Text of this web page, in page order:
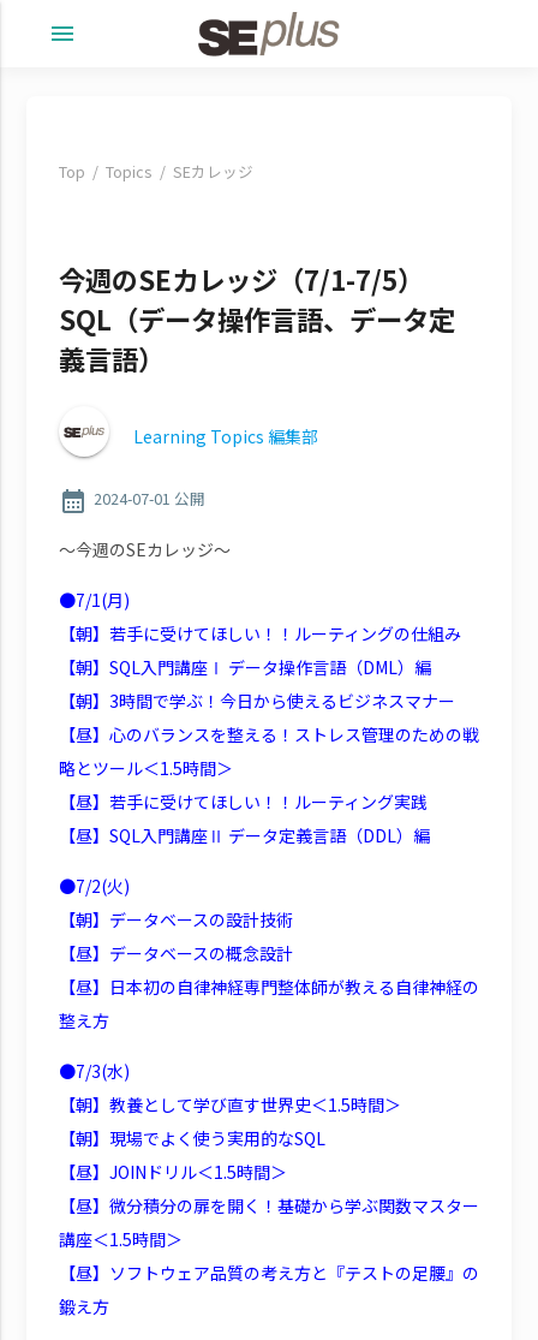
menu
Top Topics SEカレッジ
今週のSEカレッジ（7/1-7/5）
SQL（データ操作言語、データ定
義言語）
Learning Topics 編集部
calendar_month 2024-07-01 公開
～今週のSEカレッジ～
●7/1(月)
【朝】若手に受けてほしい！！ルーティングの仕組み
【朝】SQL入門講座Ⅰ データ操作言語（DML）編
【朝】3時間で学ぶ！今日から使えるビジネスマナー
【昼】心のバランスを整える！ストレス管理のための戦
略とツール＜1.5時間＞
【昼】若手に受けてほしい！！ルーティング実践
【昼】SQL入門講座Ⅱ データ定義言語（DDL）編
●7/2(火)
【朝】データベースの設計技術
【昼】データベースの概念設計
【昼】日本初の自律神経専門整体師が教える自律神経の
整え方
●7/3(水)
【朝】教養として学び直す世界史＜1.5時間＞
【朝】現場でよく使う実用的なSQL
【昼】JOINドリル＜1.5時間＞
【昼】微分積分の扉を開く！基礎から学ぶ関数マスター
講座＜1.5時間＞
【昼】ソフトウェア品質の考え方と『テストの足腰』の
鍛え方